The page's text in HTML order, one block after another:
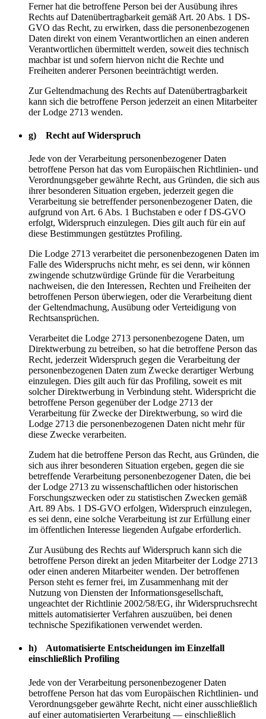
Ferner hat die betroffene Person bei der Ausübung ihres
Rechts auf Datenübertragbarkeit gemäß Art. 20 Abs. 1 DS-
GVO das Recht, zu erwirken, dass die personenbezogenen
Daten direkt von einem Verantwortlichen an einen anderen
Verantwortlichen übermittelt werden, soweit dies technisch
machbar ist und sofern hiervon nicht die Rechte und
Freiheiten anderer Personen beeinträchtigt werden.
Zur Geltendmachung des Rechts auf Datenübertragbarkeit
kann sich die betroffene Person jederzeit an einen Mitarbeiter
der Lodge 2713 wenden.
g) Recht auf Widerspruch
Jede von der Verarbeitung personenbezogener Daten
betroffene Person hat das vom Europäischen Richtlinien- und
Verordnungsgeber gewährte Recht, aus Gründen, die sich aus
ihrer besonderen Situation ergeben, jederzeit gegen die
Verarbeitung sie betreffender personenbezogener Daten, die
aufgrund von Art. 6 Abs. 1 Buchstaben e oder f DS-GVO
erfolgt, Widerspruch einzulegen. Dies gilt auch für ein auf
diese Bestimmungen gestütztes Profiling.
Die Lodge 2713 verarbeitet die personenbezogenen Daten im
Falle des Widerspruchs nicht mehr, es sei denn, wir können
zwingende schutzwürdige Gründe für die Verarbeitung
nachweisen, die den Interessen, Rechten und Freiheiten der
betroffenen Person überwiegen, oder die Verarbeitung dient
der Geltendmachung, Ausübung oder Verteidigung von
Rechtsansprüchen.
Verarbeitet die Lodge 2713 personenbezogene Daten, um
Direktwerbung zu betreiben, so hat die betroffene Person das
Recht, jederzeit Widerspruch gegen die Verarbeitung der
personenbezogenen Daten zum Zwecke derartiger Werbung
einzulegen. Dies gilt auch für das Profiling, soweit es mit
solcher Direktwerbung in Verbindung steht. Widerspricht die
betroffene Person gegenüber der Lodge 2713 der
Verarbeitung für Zwecke der Direktwerbung, so wird die
Lodge 2713 die personenbezogenen Daten nicht mehr für
diese Zwecke verarbeiten.
Zudem hat die betroffene Person das Recht, aus Gründen, die
sich aus ihrer besonderen Situation ergeben, gegen die sie
betreffende Verarbeitung personenbezogener Daten, die bei
der Lodge 2713 zu wissenschaftlichen oder historischen
Forschungszwecken oder zu statistischen Zwecken gemäß
Art. 89 Abs. 1 DS-GVO erfolgen, Widerspruch einzulegen,
es sei denn, eine solche Verarbeitung ist zur Erfüllung einer
im öffentlichen Interesse liegenden Aufgabe erforderlich.
Zur Ausübung des Rechts auf Widerspruch kann sich die
betroffene Person direkt an jeden Mitarbeiter der Lodge 2713
oder einen anderen Mitarbeiter wenden. Der betroffenen
Person steht es ferner frei, im Zusammenhang mit der
Nutzung von Diensten der Informationsgesellschaft,
ungeachtet der Richtlinie 2002/58/EG, ihr Widerspruchsrecht
mittels automatisierter Verfahren auszuüben, bei denen
technische Spezifikationen verwendet werden.
h) Automatisierte Entscheidungen im Einzelfall
einschließlich Profiling
Jede von der Verarbeitung personenbezogener Daten
betroffene Person hat das vom Europäischen Richtlinien- und
Verordnungsgeber gewährte Recht, nicht einer ausschließlich
auf einer automatisierten Verarbeitung — einschließlich